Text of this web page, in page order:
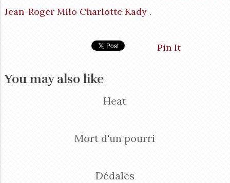
Jean-Roger Milo Charlotte Kady.
Pin It
You may also like
Heat
Mort d'un pourri
Dédales